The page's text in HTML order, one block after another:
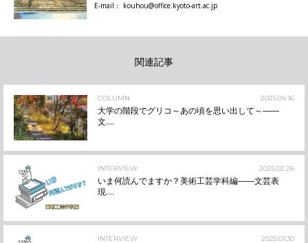
E-mail： kouhou@office.kyoto-art.ac.jp
関連記事
COLUMN 2025.04.16
大学の階段でグリコ～あの頃を思い出して～――
文....
INTERVIEW 2025.02.28
いま何読んでますか？美術工芸学科編――文芸表
現....
INTERVIEW 2025.01.30